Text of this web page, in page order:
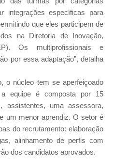
integrações específicas para
que eles participem de
na Diretoria de Inovação,
Os multiprofissionais e
por essa adaptação”, detalha
o núcleo tem se aperfeiçoado
a equipe é composta por 15
assistentes, uma assessora,
um menor aprendiz. O setor é
do recrutamento: elaboração
alinhamento de perfis com
dos candidatos aprovados.